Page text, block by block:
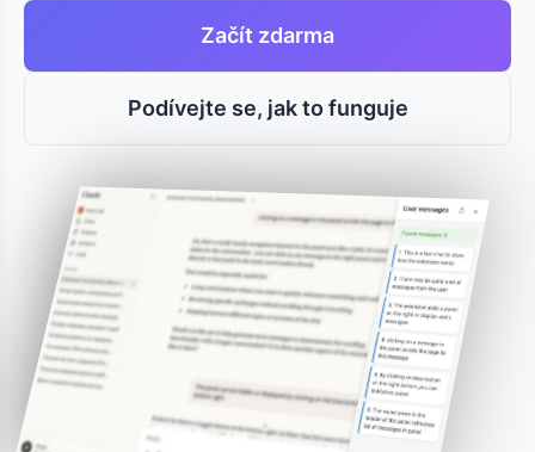
Začít zdarma
Podívejte se, jak to funguje